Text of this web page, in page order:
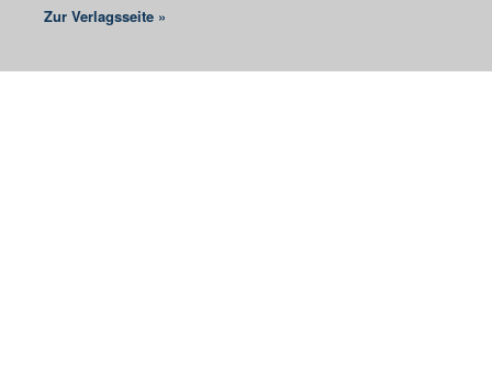
Zur Verlagsseite »